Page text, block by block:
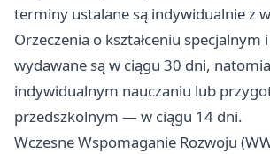
terminy ustalane są indywidualnie z
Orzeczenia o kształceniu specjalnym
wydawane są w ciągu 30 dni,
indywidualnym nauczaniu lub
przedszkolnym — w ciągu 14 dni.
Wczesne Wspomaganie Rozwoju